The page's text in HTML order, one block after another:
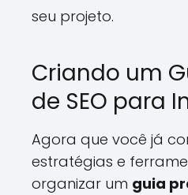
seu projeto.
Criando um
de SEO para
Agora que você já
estratégias e
organizar um guia